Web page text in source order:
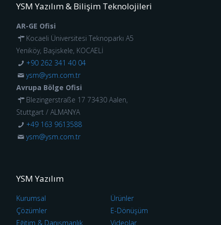
YSM Yazılım & Bilişim Teknolojileri
AR-GE Ofisi
Kocaeli Üniversitesi Teknoparkı A5
Yeniköy, Başiskele, KOCAELİ
+90 262 341 40 04
ysm@ysm.com.tr
Avrupa Bölge Ofisi
Blezingerstraße 17 73430 Aalen,
Stuttgart / ALMANYA
+49 163 9613588
ysm@ysm.com.tr
YSM Yazılım
Kurumsal
Ürünler
Çözümler
E-Dönüşüm
Eğitim & Danışmanlık
Videolar